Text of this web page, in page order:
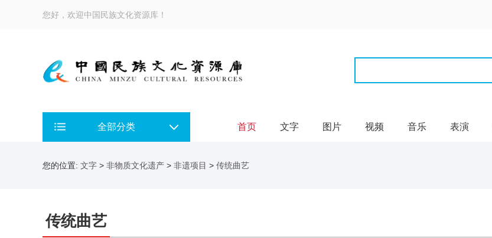
您好，欢迎中国民族文化资源库！
全部分类 首页 文字 图片 视频 音乐 表演
您的位置: 文字 > 非物质文化遗产 > 非遗项目 > 传统曲艺
传统曲艺